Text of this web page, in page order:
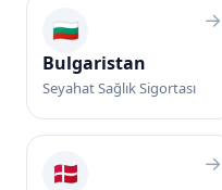
🇧🇬
Bulgaristan
Seyahat Sağlık Sigortası
→
🇩🇰 →